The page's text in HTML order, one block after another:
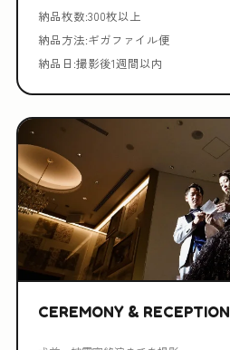
納品枚数:300枚以上
納品方法:ギガファイル便
納品日:撮影後1週間以内
CEREMONY & RECEPTION